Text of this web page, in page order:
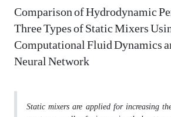
Comparison of Hydrodynamic
Three Types of Static Mixers
Computational Fluid Dynamics
Neural Network
Static mixers are applied for increasing